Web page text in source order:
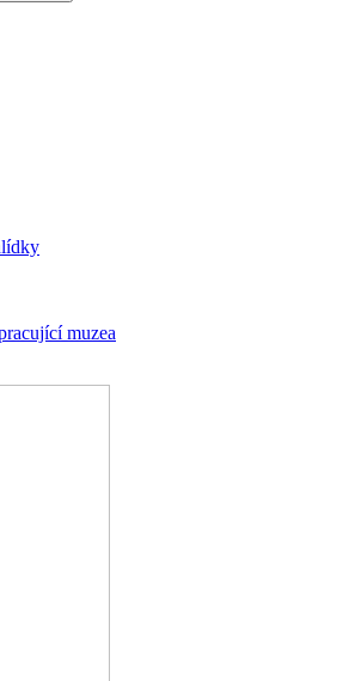
muzea